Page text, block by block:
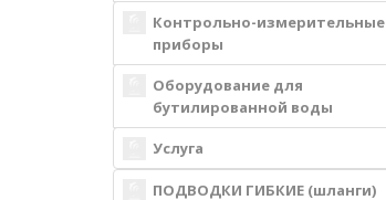
Контрольно-измерительные
приборы
Оборудование для
бутилированной воды
Услуга
ПОДВОДКИ ГИБКИЕ (шланги)